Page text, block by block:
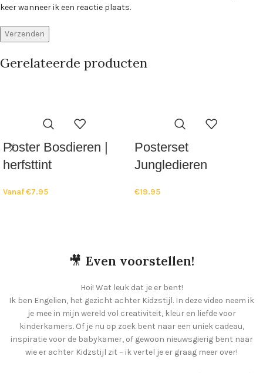
keer wanneer ik een reactie plaats.
Gerelateerde producten
Poster Bosdieren |
herfsttint
Vanaf€7.95
Posterset
Jungledieren
€19.95
🎥 Even voorstellen!
Hoi! Wat leuk dat je er bent!
Ik ben Engelien, het gezicht achter Kidzstijl. In deze video neem ik
je mee in mijn wereld vol creativiteit, kleur en liefde voor
kinderkamers. Of je nu op zoek bent naar een uniek cadeau,
inspiratie voor de babykamer, of gewoon nieuwsgierig bent naar
wie er achter Kidzstijl zit – ik vertel je er graag meer over!